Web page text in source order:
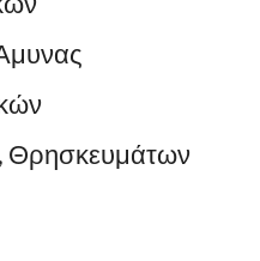
Θρησκευμάτων